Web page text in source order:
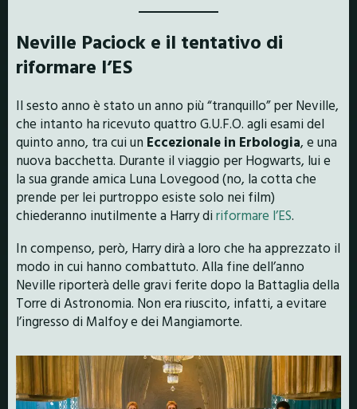
Neville Paciock e il tentativo di
riformare l’ES
Il sesto anno è stato un anno più “tranquillo” per Neville,
che intanto ha ricevuto quattro G.U.F.O. agli esami del
quinto anno, tra cui un Eccezionale in Erbologia, e una
nuova bacchetta. Durante il viaggio per Hogwarts, lui e
la sua grande amica Luna Lovegood (no, la cotta che
prende per lei purtroppo esiste solo nei film)
chiederanno inutilmente a Harry di riformare l’ES.
In compenso, però, Harry dirà a loro che ha apprezzato il
modo in cui hanno combattuto. Alla fine dell’anno
Neville riporterà delle gravi ferite dopo la Battaglia della
Torre di Astronomia. Non era riuscito, infatti, a evitare
l’ingresso di Malfoy e dei Mangiamorte.